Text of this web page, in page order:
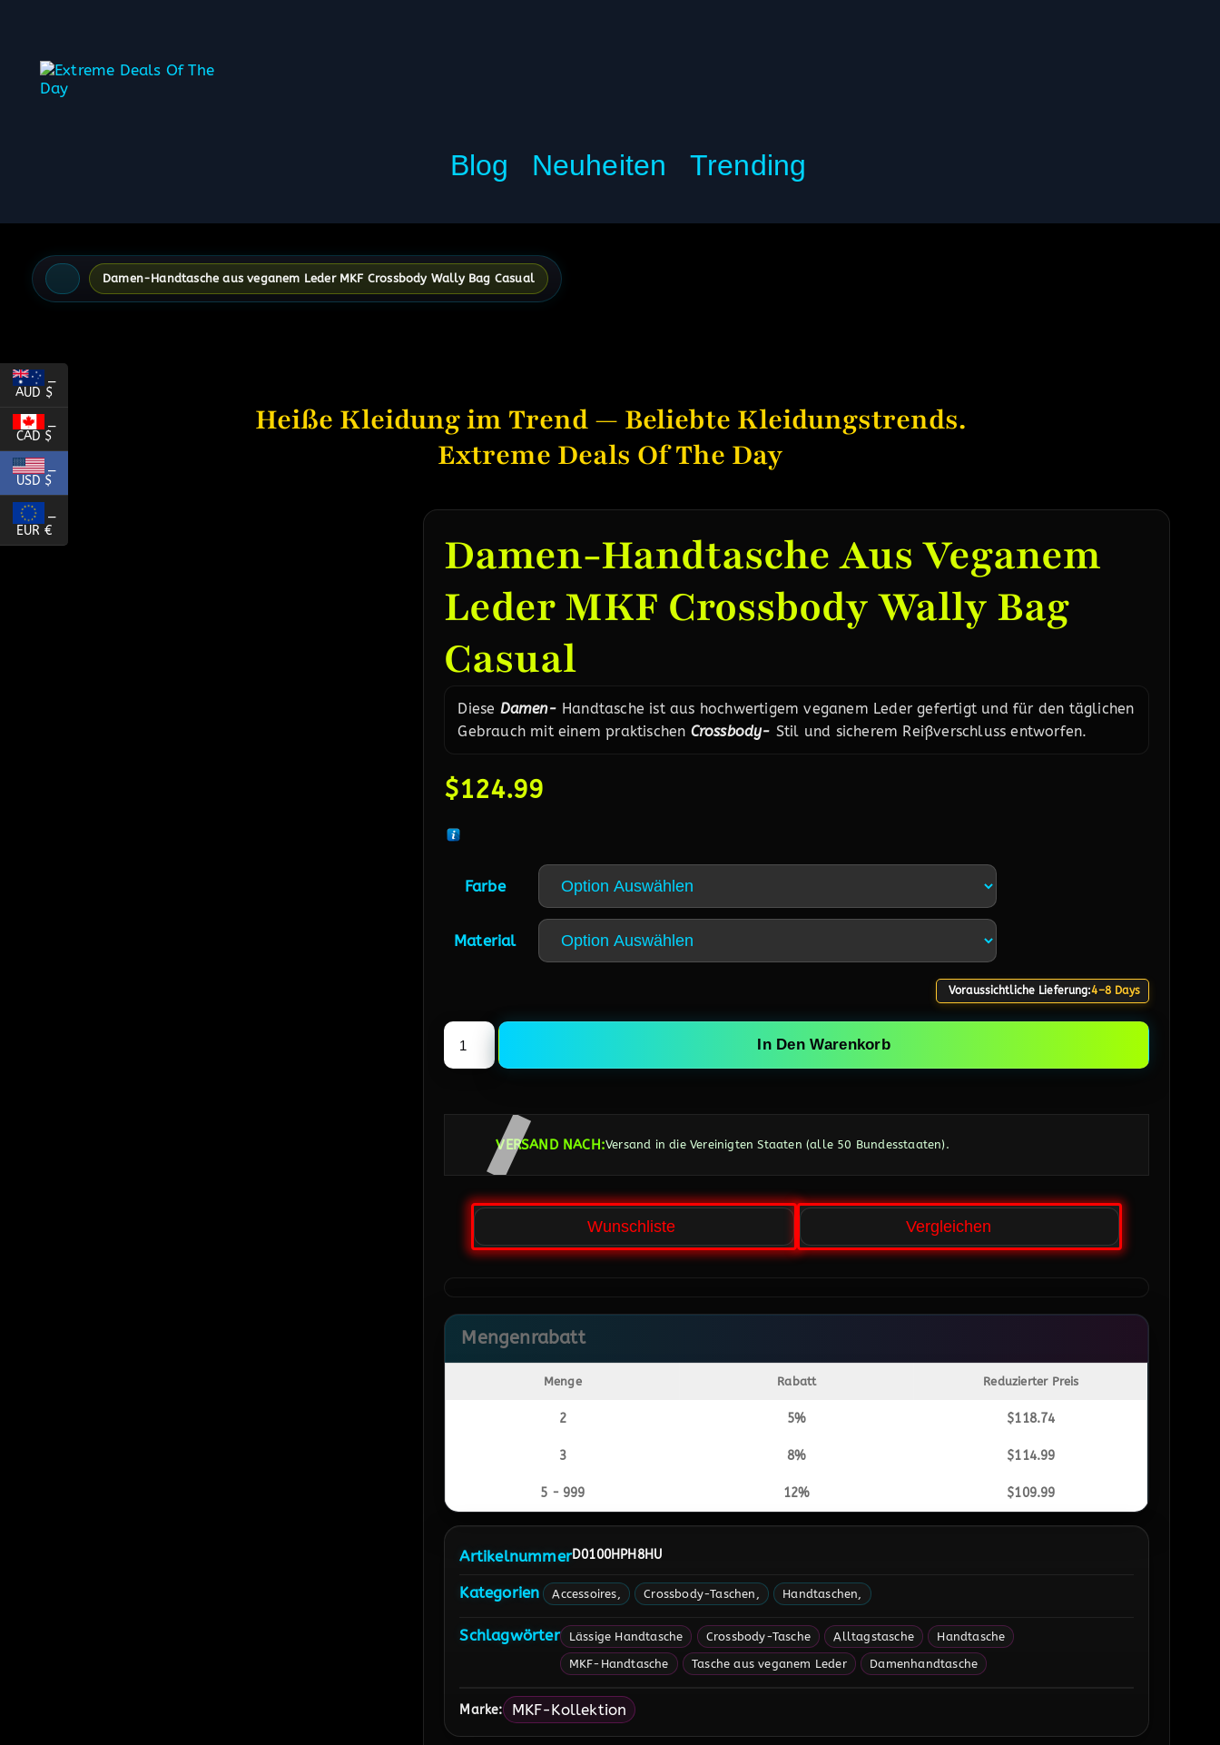
Blog Neuheiten Trending
Damen-Handtasche aus veganem Leder MKF Crossbody Wally Bag Casual
Heiße Kleidung im Trend — Beliebte Kleidungstrends.
Extreme Deals Of The Day
Damen-Handtasche Aus Veganem
Leder MKF Crossbody Wally Bag
Casual
Diese Damen- Handtasche ist aus hochwertigem veganem Leder gefertigt und für den täglichen
Gebrauch mit einem praktischen Crossbody- Stil und sicherem Reißverschluss entworfen.
$124.99
Farbe
Material
Voraussichtliche Lieferung:4–8 Days
In Den Warenkorb
VERSAND NACH:Versand in die Vereinigten Staaten (alle 50 Bundesstaaten).
Wunschliste Vergleichen
Mengenrabatt
Menge Rabatt Reduzierter Preis
2 5% $118.74
3 8% $114.99
5 - 999 12% $109.99
ArtikelnummerD0100HPH8HU
Kategorien Accessoires Crossbody-Taschen Handtaschen
Schlagwörter Lässige Handtasche Crossbody-Tasche Alltagstasche
Handtasche
MKF-Handtasche
Tasche aus veganem Leder Damenhandtasche
Marke: MKF-Kollektion
AUD $
CAD $
_
USD $
EUR €